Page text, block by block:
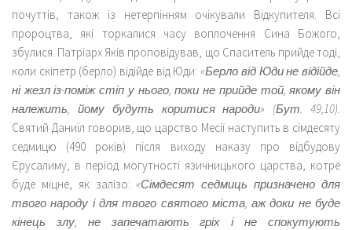
почуттів, також із нетерпінням очікували Відкупителя. Всі
пророцтва, які торкалися часу воплочення Сина Божого,
збулися. Патріарх Яків проповідував, що Спаситель прийде тоді,
коли скіпетр (берло) відійде від Юди:«Берло від Юди не відійде,
ні жезл із-поміж стіп у нього, поки не прийде той, якому він
належить, йому будуть коритися народи» (Бут. 49,10).
Святий Даниїл говорив, що царство Месії наступить в сімдесяту
седмицю (490 років) після виходу наказу про відбудову
Єрусалиму, в період могутності язичницького царства, котре
буде міцне, як залізо:«Сімдесят седмиць призначено для
твого народу і для твого святого міста, аж доки не буде
кінець злу, не запечатають гріх і не спокутують